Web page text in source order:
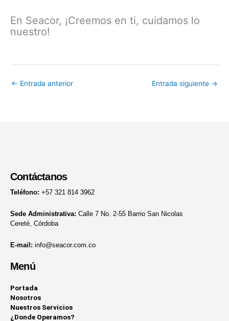
En Seacor, ¡Creemos en ti, cuidamos lo
nuestro!
← Entrada anterior Entrada siguiente →
Contáctanos
Teléfono: +57 321 814 3962
Sede Administrativa: Calle 7 No. 2-55 Barrio San Nicolas
Cereté, Córdoba
E-mail: info@seacor.com.co
Menú
Portada
Nosotros
Nuestros Servicios
¿Donde Operamos?